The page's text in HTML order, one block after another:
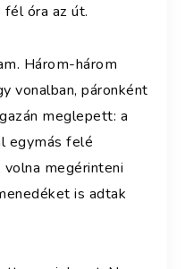
óra az út.
Három-három
vonalban, páronként
meglepett: a
egymás felé
megérinteni
is adtak